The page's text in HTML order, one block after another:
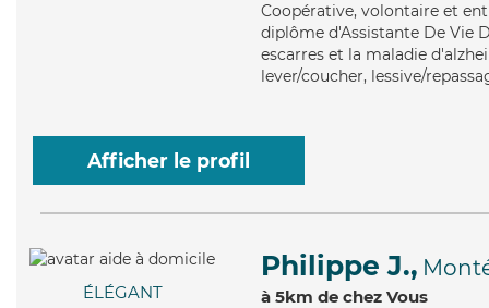
Coopérative, volontaire et
diplôme d'Assistante De Vie
escarres et la maladie
lever/coucher, lessive/
Afficher le profil
ÉLÉGANT
Philippe J.,
à 5km de chez Vous